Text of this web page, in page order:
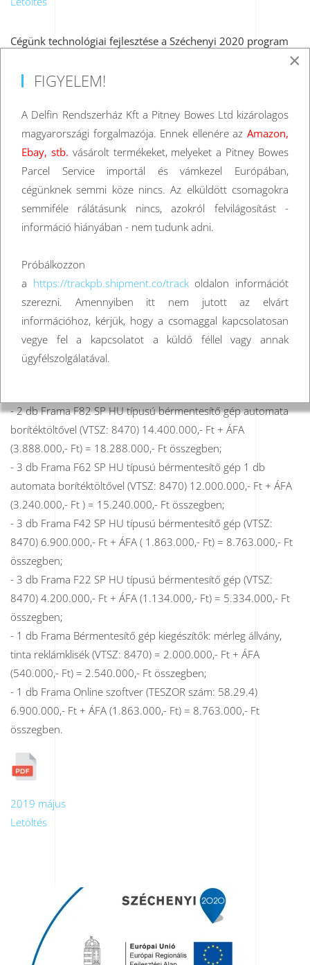
Cégünk technológiai fejlesztése a Széchenyi 2020 program
KÖZÉPVÁLLALKOZÁSOK KAPACITÁSBŐVÍTŐ
BERUHÁZÁSAINAK TÁMOGATÁSA”
2019 MÁJUS
23 017 500 Ft vissza nem térítendő támogatást nyert cégünk
a „Mikro-, kis- és középvállalkozások kapacitásbővítő
címe: „Delfin Rendszerház Kft. kapacitásbővítő beruházása”,
projektünk azonosítószáma: GINOP-1.2.2-16-2017-01766. A
projekt elszámolható költsége: 46 035 000,- Ft, saját forrás:
23 017 500,- Ft, támogatási konstrukció keretében elnyert
támogatás összege: 23 017 500,- Ft. Támogatás intenzitása:
50 %.
- 2 db Frama F82 SP HU típusú bérmentesítő gép automata
borítéktöltővel (VTSZ: 8470) 14.400.000,- Ft + ÁFA
(3.888.000,- Ft) = 18.288.000,- Ft összegben;
- 3 db Frama F62 SP HU típusú bérmentesítő gép 1 db
automata borítéktöltővel (VTSZ: 8470) 12.000.000,- Ft + ÁFA
(3.240.000,- Ft ) = 15.240.000,- Ft összegben;
- 3 db Frama F42 SP HU típusú bérmentesítő gép (VTSZ:
8470) 6.900.000,- Ft + ÁFA ( 1.863.000,- Ft) = 8.763.000,- Ft
összegben;
- 3 db Frama F22 SP HU típusú bérmentesítő gép (VTSZ:
8470) 4.200.000,- Ft + ÁFA (1.134.000,- Ft) = 5.334.000,- Ft
összegben;
- 1 db Frama Bérmentesítő gép kiegészítők: mérleg állvány,
tinta reklámklisék (VTSZ: 8470) = 2.000.000,- Ft + ÁFA
(540.000,- Ft) = 2.540.000,- Ft összegben;
- 1 db Frama Online szoftver (TESZOR szám: 58.29.4)
6.900.000,- Ft + ÁFA (1.863.000,- Ft) = 8.763.000,- Ft
összegben.
2019 május
Letöltés
×
FIGYELEM!
A Delfin Rendszerház Kft a Pitney Bowes Ltd kizárolagos
magyarországi forgalmazója. Ennek ellenére az Amazon,
Ebay, stb. vásárolt termékeket, melyeket a Pitney Bowes
Parcel Service importál és vámkezel Európában,
cégünknek semmi köze nincs. Az elküldött csomagokra
semmiféle rálátásunk nincs, azokról felvilágosítást -
információ hiányában - nem tudunk adni.
Próbálkozzon
a https://trackpb.shipment.co/trackoldalon információt
szerezni. Amennyiben itt nem jutott az elvárt
információhoz, kérjük, hogy a csomaggal kapcsolatosan
vegye fel a kapcsolatot a küldő féllel vagy annak
ügyfélszolgálatával.